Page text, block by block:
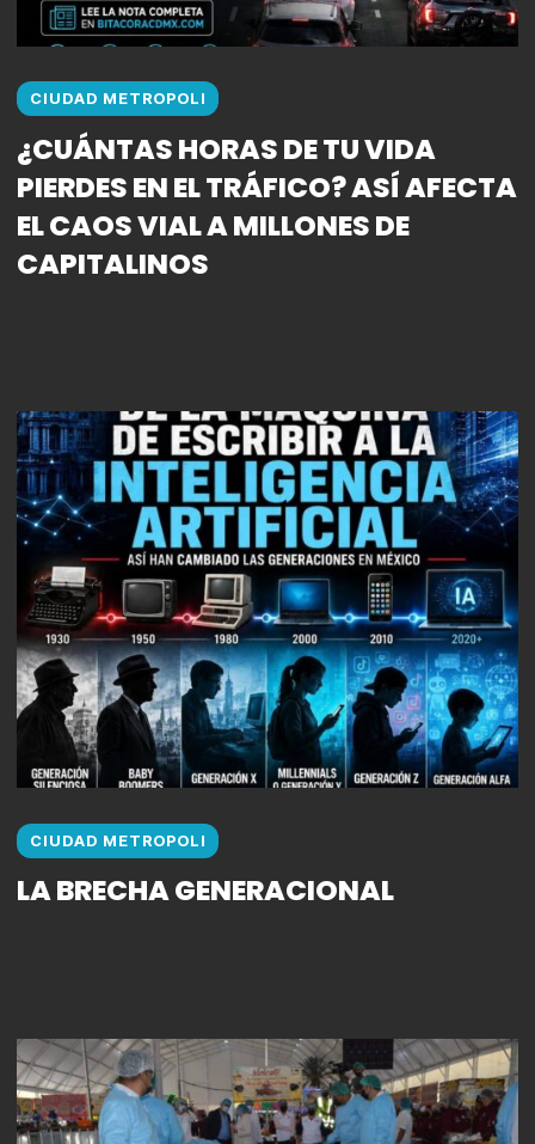
CIUDAD METROPOLI
¿CUÁNTAS HORAS DE TU VIDA
PIERDES EN EL TRÁFICO? ASÍ AFECTA
EL CAOS VIAL A MILLONES DE
CAPITALINOS
CIUDAD METROPOLI
LA BRECHA GENERACIONAL